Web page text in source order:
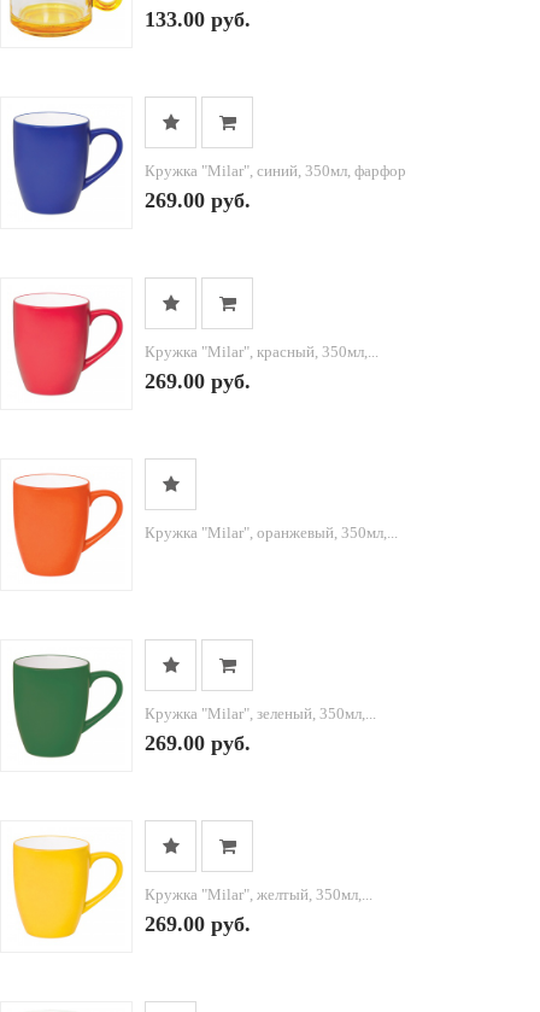
133.00 руб.
Кружка "Milar", синий, 350мл, фарфор
269.00 руб.
Кружка "Milar", красный, 350мл,...
269.00 руб.
Кружка "Milar", оранжевый, 350мл,...
Кружка "Milar", зеленый, 350мл,...
269.00 руб.
Кружка "Milar", желтый, 350мл,...
269.00 руб.